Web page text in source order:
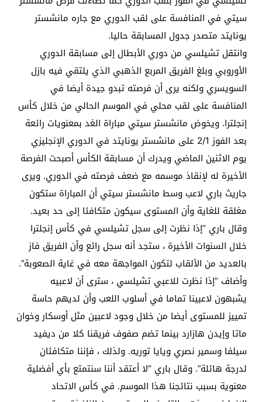
سيتي في المنافسة على لقب الدوري مع جاره مانشستر
يونايتد متصدر جدول المسابقة حاليا.
وانتقل تشيلسي من دوري الأبطال إلى مسابقة الدوري
الأوروبي وبلغ الفريق المربع الذهبي الذي يلتقي فيه بازل
السويسري ولكنه يرى أن فرصته تبدو جيدة أيضا في
المنافسة على لقب محلي في الموسم الحالي من خلال كأس
إنجلترا. ويخوض مانشستر سيتي مباراة الغد بمعنويات رائعة
بعد الفوز 2/1 على مانشستر يونايتد في الدوري الإنجليزي
يوم الاثنين الماضي ويدرك أن مسابقة الكأس أصبحت الفرصة
الأخيرة له لإنقاذ موسمه مع ضعف فرصته في الدوري. ويرى
جاريث باري لاعب وسط مانشستر سيتي أن المباراة ستكون
مغلقة للغاية وأن المستوى سيكون متكافئا إلى حد بعيد.
وقال باري “إذا نظرت إلى سجل تشيلسي في كأس إنجلترا
خلال السنوات الأخيرة ، ستجد أنه سجل رائع وأن الفريق فاز
بالعديد من الألقاب لتكون المواجهة معه في غاية الصعوبة”.
وأضاف “إذا نظرت للاعبي تشيلسي ، سترى أن لاعبيه
يشبهون لاعبينا تماما في أسلوب اللعب وأن لديهم حاسة
تمييز للمستوى أيضا من خلال وجود لاعبين مثل أوسكار وخوان
ماتا وإيدن هازارد بينما تضم صفوف فريقنا كلا من ديفيد
سيلفا وسمير نصري ويايا توريه. ولذلك ، فإننا متكافئان
لدرجة هائلة”. وقال باري “لا أعتقد أننا سنتمتع بأي أفضلية
معنوية بسبب نتائجنا هذا الموسم. في كأس الاتحاد